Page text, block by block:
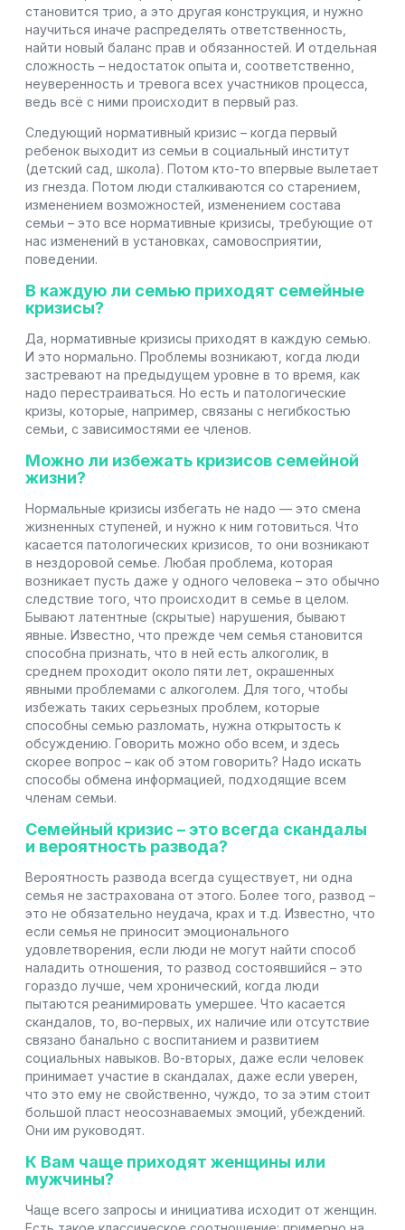
становится трио, а это другая конструкция, и нужно
научиться иначе распределять ответственность,
найти новый баланс прав и обязанностей. И отдельная
сложность – недостаток опыта и, соответственно,
неуверенность и тревога всех участников процесса,
ведь всё с ними происходит в первый раз.
Следующий нормативный кризис – когда первый
ребенок выходит из семьи в социальный институт
(детский сад, школа). Потом кто-то впервые вылетает
из гнезда. Потом люди сталкиваются со старением,
изменением возможностей, изменением состава
семьи – это все нормативные кризисы, требующие от
нас изменений в установках, самовосприятии,
поведении.
В каждую ли семью приходят семейные
кризисы?
Да, нормативные кризисы приходят в каждую семью.
И это нормально. Проблемы возникают, когда люди
застревают на предыдущем уровне в то время, как
надо перестраиваться. Но есть и патологические
кризы, которые, например, связаны с негибкостью
семьи, с зависимостями ее членов.
Можно ли избежать кризисов семейной
жизни?
Нормальные кризисы избегать не надо — это смена
жизненных ступеней, и нужно к ним готовиться. Что
касается патологических кризисов, то они возникают
в нездоровой семье. Любая проблема, которая
возникает пусть даже у одного человека – это обычно
следствие того, что происходит в семье в целом.
Бывают латентные (скрытые) нарушения, бывают
явные. Известно, что прежде чем семья становится
способна признать, что в ней есть алкоголик, в
среднем проходит около пяти лет, окрашенных
явными проблемами с алкоголем. Для того, чтобы
избежать таких серьезных проблем, которые
способны семью разломать, нужна открытость к
обсуждению. Говорить можно обо всем, и здесь
скорее вопрос – как об этом говорить? Надо искать
способы обмена информацией, подходящие всем
членам семьи.
Семейный кризис – это всегда скандалы
и вероятность развода?
Вероятность развода всегда существует, ни одна
семья не застрахована от этого. Более того, развод –
это не обязательно неудача, крах и т.д. Известно, что
если семья не приносит эмоционального
удовлетворения, если люди не могут найти способ
наладить отношения, то развод состоявшийся – это
гораздо лучше, чем хронический, когда люди
пытаются реанимировать умершее. Что касается
скандалов, то, во-первых, их наличие или отсутствие
связано банально с воспитанием и развитием
социальных навыков. Во-вторых, даже если человек
принимает участие в скандалах, даже если уверен,
что это ему не свойственно, чуждо, то за этим стоит
большой пласт неосознаваемых эмоций, убеждений.
Они им руководят.
К Вам чаще приходят женщины или
мужчины?
Чаще всего запросы и инициатива исходит от женщин.